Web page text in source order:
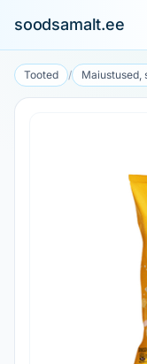
soodsamalt.ee
Tooted / Maiustused,